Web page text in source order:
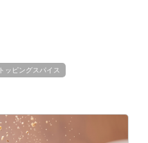
トッピングスパイス